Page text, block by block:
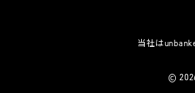
当社は
©